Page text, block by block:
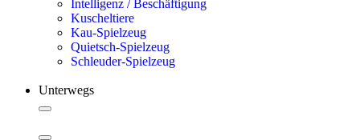
Intelligenz / Beschäftigung
Kuscheltiere
Kau-Spielzeug
Quietsch-Spielzeug
Schleuder-Spielzeug
Unterwegs